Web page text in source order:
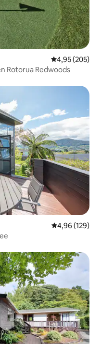
Calificación
4,95 (205)
Rotorua Redwoods
destacados
Calificación
4,96 (129)
destacados